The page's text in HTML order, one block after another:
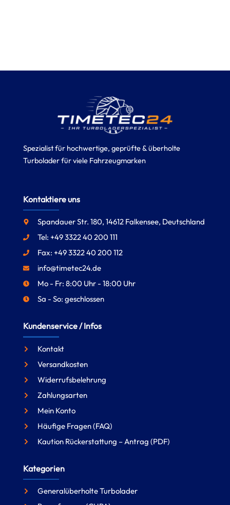
Spezialist für hochwertige, geprüfte & überholte
Turbolader für viele Fahrzeugmarken
Kontaktiere uns
Spandauer Str. 180, 14612 Falkensee, Deutschland
Tel: +49 3322 40 200 111
Fax: +49 3322 40 200 112
info@timetec24.de
Mo - Fr: 8:00 Uhr - 18:00 Uhr
Sa - So: geschlossen
Kundenservice / Infos
Kontakt
Versandkosten
Widerrufsbelehrung
Zahlungsarten
Mein Konto
Häufige Fragen (FAQ)
Kaution Rückerstattung – Antrag (PDF)
Kategorien
Generalüberholte Turbolader